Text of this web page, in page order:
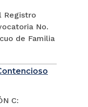
Registro
No.
de Familia
C: